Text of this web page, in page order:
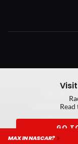
Privacy
Privacy
© 2026
GO
MAX IN NASCAR?